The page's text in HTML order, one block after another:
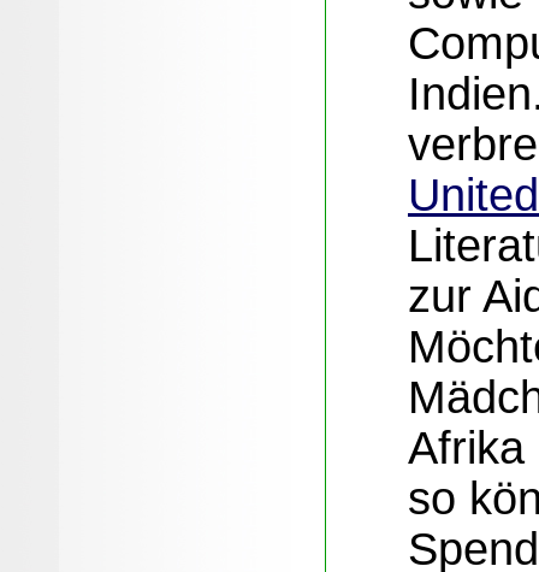
zur
Afrika
so